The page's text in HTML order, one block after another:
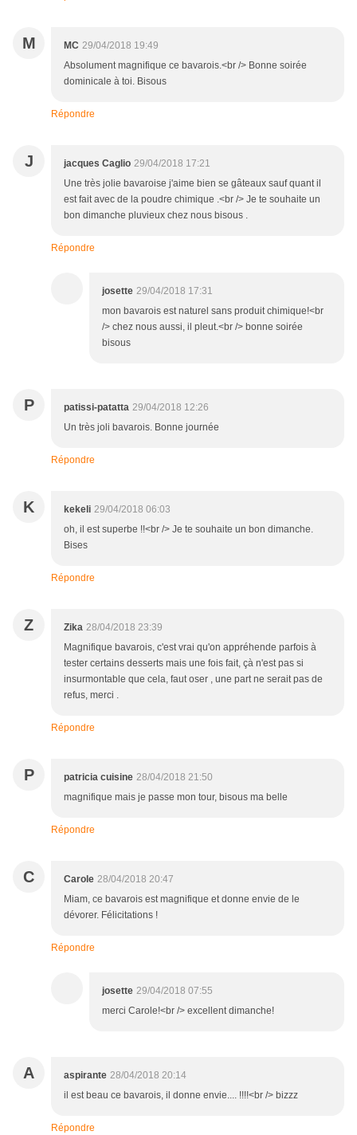
M MC 29/04/2018 19:49
Absolument magnifique ce bavarois.<br /> Bonne soirée
dominicale à toi. Bisous
Répondre
J jacques Caglio 29/04/2018 17:21
Une très jolie bavaroise j'aime bien se gâteaux sauf quant il
est fait avec de la poudre chimique .<br /> Je te souhaite un
bon dimanche pluvieux chez nous bisous .
Répondre
josette 29/04/2018 17:31
mon bavarois est naturel sans produit chimique!<br
/> chez nous aussi, il pleut.<br /> bonne soirée
bisous
P patissi-patatta 29/04/2018 12:26
Un très joli bavarois. Bonne journée
Répondre
K kekeli 29/04/2018 06:03
oh, il est superbe !!<br /> Je te souhaite un bon dimanche.
Bises
Répondre
Z Zika 28/04/2018 23:39
Magnifique bavarois, c'est vrai qu'on appréhende parfois à
tester certains desserts mais une fois fait, çà n'est pas si
insurmontable que cela, faut oser , une part ne serait pas de
refus, merci .
Répondre
P patricia cuisine 28/04/2018 21:50
magnifique mais je passe mon tour, bisous ma belle
Répondre
C Carole 28/04/2018 20:47
Miam, ce bavarois est magnifique et donne envie de le
dévorer. Félicitations !
Répondre
josette 29/04/2018 07:55
merci Carole!<br /> excellent dimanche!
A aspirante 28/04/2018 20:14
il est beau ce bavarois, il donne envie.... !!!!<br /> bizzz
Répondre